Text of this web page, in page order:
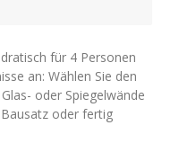
für 4 Personen
an: Wählen Sie den
oder Spiegelwände
oder fertig